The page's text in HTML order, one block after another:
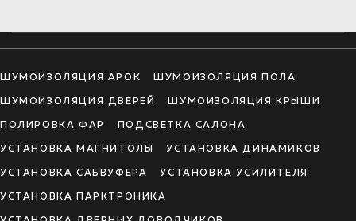
ШУМОИЗОЛЯЦИЯ АРОК ШУМОИЗОЛЯЦИЯ ПОЛА
ШУМОИЗОЛЯЦИЯ ДВЕРЕЙ ШУМОИЗОЛЯЦИЯ КРЫШИ
ПОЛИРОВКА ФАР ПОДСВЕТКА САЛОНА
УСТАНОВКА МАГНИТОЛЫ УСТАНОВКА ДИНАМИКОВ
УСТАНОВКА САБВУФЕРА УСТАНОВКА УСИЛИТЕЛЯ
УСТАНОВКА ПАРКТРОНИКА